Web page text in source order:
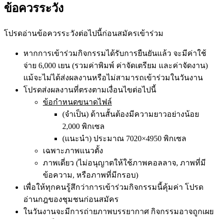
ข้อควรระวัง
โปรดอ่านข้อควรระวังต่อไปนี้ก่อนสมัครเข้าร่วม
หากการเข้าร่วมกิจกรรมได้รับการยืนยันแล้ว จะมีค่าใช้
จ่าย 6,000 เยน (รวมค่าพิมพ์ ค่าจัดเตรียม และค่าจัดงาน)
แม้จะไม่ได้ส่งผลงานหรือไม่สามารถเข้าร่วมในวันงาน
โปรดส่งผลงานที่ตรงตามเงื่อนไขต่อไปนี้
ข้อกำหนดขนาดไฟล์
(จำเป็น) ด้านสั้นต้องมีความยาวอย่างน้อย
2,000 พิกเซล
(แนะนำ) ประมาณ 7020×4950 พิกเซล
เฉพาะภาพแนวตั้ง
ภาพเดี่ยว (ไม่อนุญาตให้ใช้ภาพคอลลาจ, ภาพที่มี
ข้อความ, หรือภาพที่มีกรอบ)
เพื่อให้ทุกคนรู้สึกว่าการเข้าร่วมกิจกรรมนี้คุ้มค่า โปรด
อ่านกฎของชุมชนก่อนสมัคร
ในวันงานจะมีการถ่ายภาพบรรยากาศ กิจกรรมอาจถูกเผย